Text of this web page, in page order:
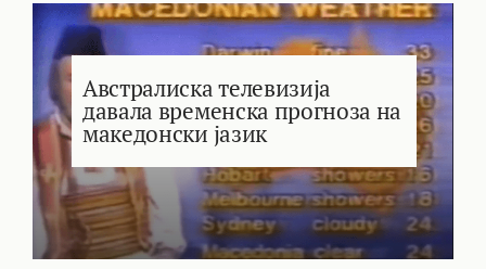
Австралиска телевизија
давала временска прогноза на
македонски јазик